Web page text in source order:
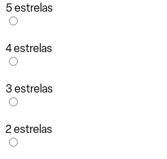
5 estrelas
4 estrelas
3 estrelas
2 estrelas